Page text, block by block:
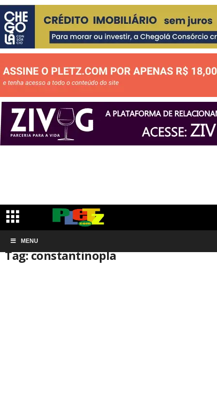
MENU
Início Tags
Tag: constantinopla